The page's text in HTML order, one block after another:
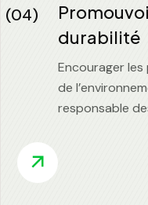
(04)
durabilité
Encourager
de
responsable